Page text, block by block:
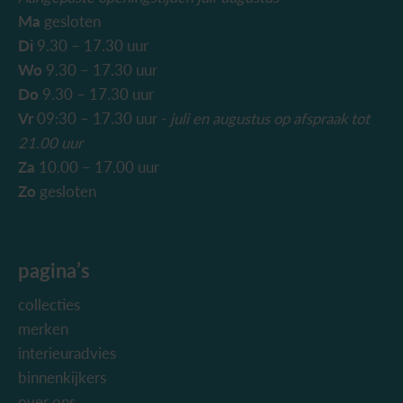
Ma gesloten
Di 9.30 – 17.30 uur
Wo 9.30 – 17.30 uur
Do 9.30 – 17.30 uur
Vr 09:30 – 17.30 uur - juli en augustus op afspraak tot
21.00 uur
Za 10.00 – 17.00 uur
Zo gesloten
pagina’s
collecties
merken
interieuradvies
binnenkijkers